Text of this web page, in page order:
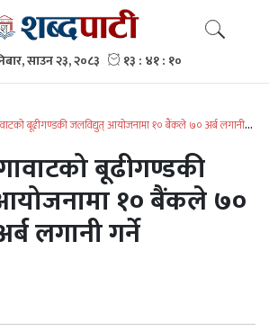
बूढीगण्डकी जलविद्युत् आयोजनामा १० बैंकले ७० अर्ब लगानी
बूढीगण्डकी
१० बैंकले ७०
लगानी गर्ने